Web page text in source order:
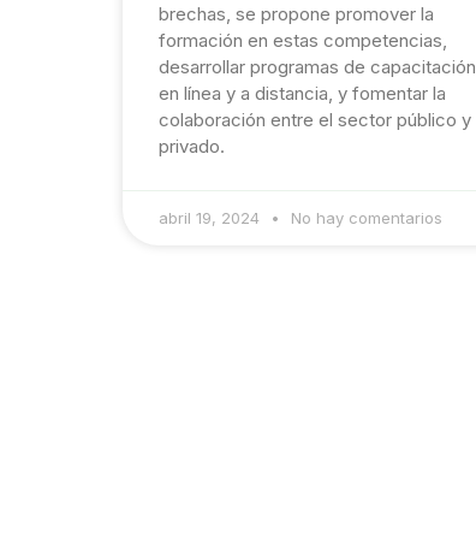
brechas, se propone promover la
formación en estas competencias,
desarrollar programas de capacitación
en línea y a distancia, y fomentar la
colaboración entre el sector público y
privado.
abril 19, 2024 No hay comentarios